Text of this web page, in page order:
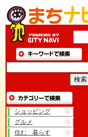
ショッピング
グルメ
住む 暮らす